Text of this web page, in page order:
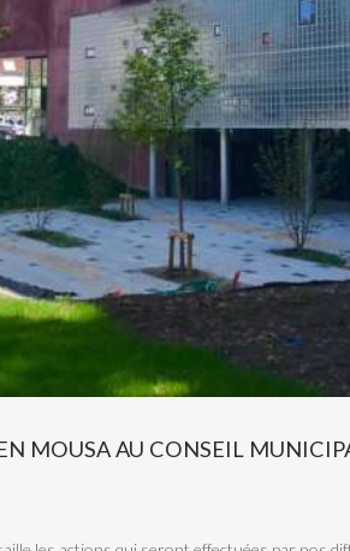
MOUSA AU CONSEIL